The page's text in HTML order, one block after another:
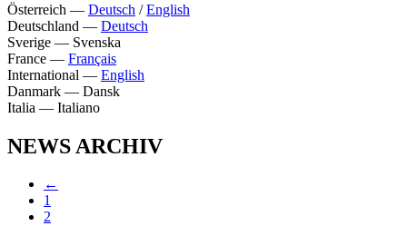
Österreich — Deutsch /English
Deutschland — Deutsch
Sverige — Svenska
France — Français
International — English
Danmark — Dansk
Italia — Italiano
NEWS ARCHIV
←
1
2